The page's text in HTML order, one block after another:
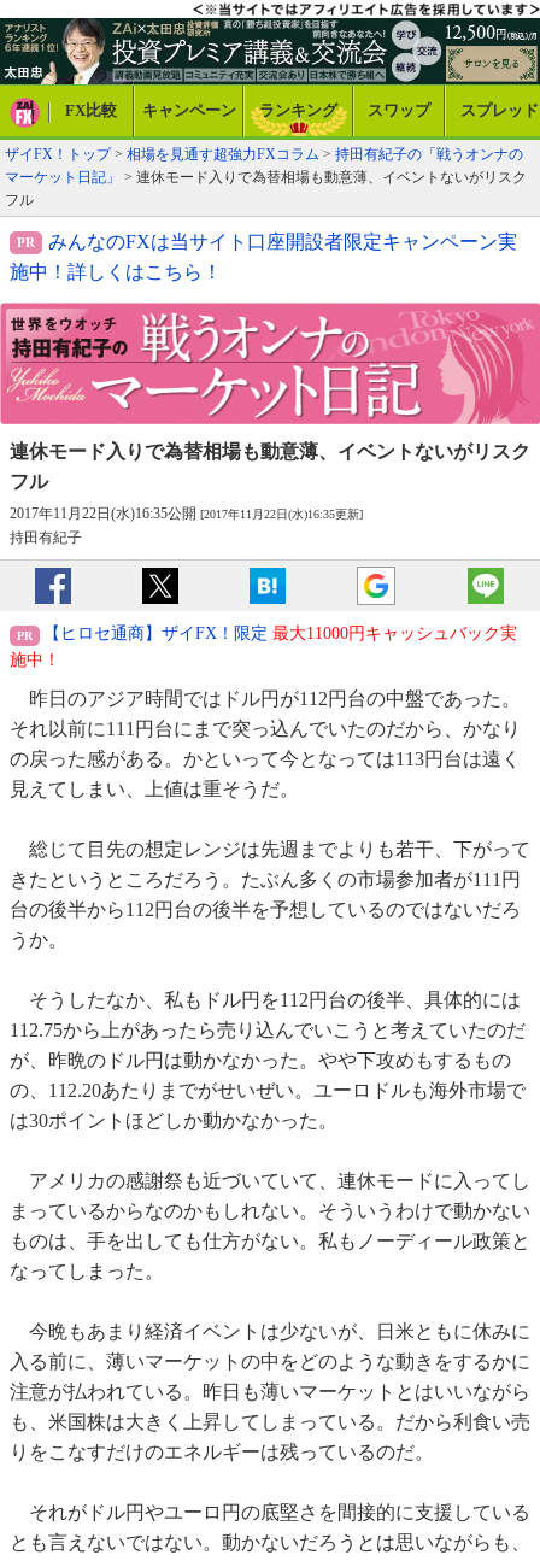
FX比較 キャンペーン ランキング スワップ スプレッド
ザイFX！トップ> 相場を見通す超強力FXコラム > 持田有紀子の「戦うオンナの
マーケット日記」
> 連休モード入りで為替相場も動意薄、イベントないがリスク
フル
みんなのFXは当サイト口座開設者限定キャンペーン実
施中！詳しくはこちら！
連休モード入りで為替相場も動意薄、 イベントないがリスク
フル
2017年11月22日(水)16:35公開 [2017年11月22日(水)16:35更新]
持田有紀子
【ヒロセ通商】ザイFX！限定 最大11000円キャッシュバック実
施中！
昨日のアジア時間ではドル円が112円台の中盤であった。
それ以前に111円台にまで突っ込んでいたのだから、かなり
の戻った感がある。かといって今となっては113円台は遠く
見えてしまい、上値は重そうだ。
総じて目先の想定レンジは先週までよりも若干、下がって
きたというところだろう。たぶん多くの市場参加者が111円
台の後半から112円台の後半を予想しているのではないだろ
うか。
そうしたなか、私もドル円を112円台の後半、具体的には
112.75から上があったら売り込んでいこうと考えていたのだ
が、昨晩のドル円は動かなかった。やや下攻めもするもの
の、112.20あたりまでがせいぜい。ユーロドルも海外市場で
は30ポイントほどしか動かなかった。
アメリカの感謝祭も近づいていて、連休モードに入ってし
まっているからなのかもしれない。そういうわけで動かない
ものは、手を出しても仕方がない。私もノーディール政策と
なってしまった。
今晩もあまり経済イベントは少ないが、日米ともに休みに
入る前に、薄いマーケットの中をどのような動きをするかに
注意が払われている。昨日も薄いマーケットとはいいながら
も、米国株は大きく上昇してしまっている。だから利食い売
りをこなすだけのエネルギーは残っているのだ。
それがドル円やユーロ円の底堅さを間接的に支援している
とも言えないではない。動かないだろうとは思いながらも、